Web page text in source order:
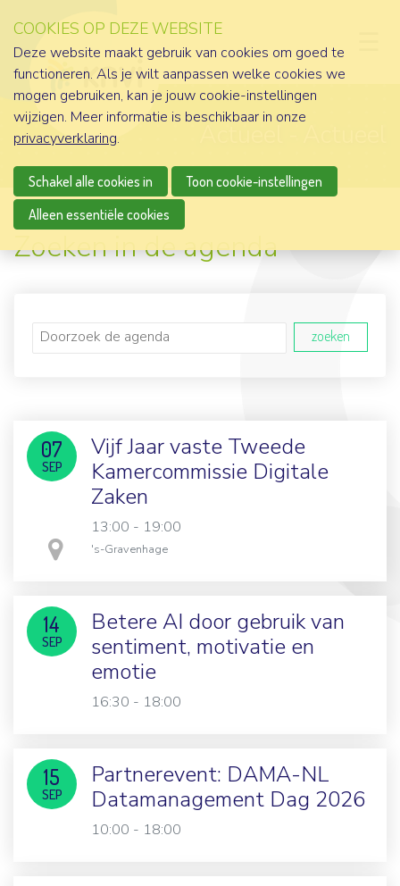
Zoeken in de agenda
zoeken
07
SEP
Vijf Jaar vaste Tweede
Kamercommissie Digitale
Zaken
13:00 - 19:00
in
's-Gravenhage
14
SEP
Betere AI door gebruik van
sentiment, motivatie en
emotie
16:30 - 18:00
15
SEP
Partnerevent: DAMA-NL
Datamanagement Dag 2026
10:00 - 18:00
COOKIES OP DEZE WEBSITE
Deze website maakt gebruik van cookies om goed te
functioneren. Als je wilt aanpassen welke cookies we
mogen gebruiken, kan je jouw cookie-instellingen
wijzigen. Meer informatie is beschikbaar in onze
privacyverklaring.
Schakel alle cookies in
Toon cookie-instellingen
Alleen essentiële cookies